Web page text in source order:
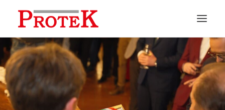
HOME
CHI SIAMO
SOLUZIONI